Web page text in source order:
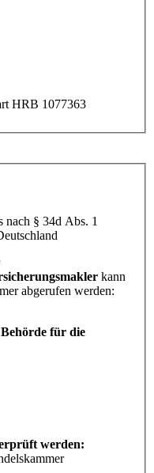
HRB 1077363
nach § 34d Abs. 1
kann
abgerufen werden:
für die
werden: